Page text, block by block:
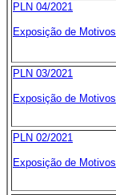
PLN 04/2021
Exposição de Motivos
PLN 03/2021
Exposição de Motivos
PLN 02/2021
Exposição de Motivos